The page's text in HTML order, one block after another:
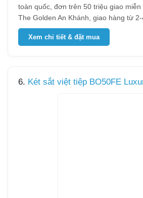
toàn quốc, đơn trên 50 triệu giao
The Golden An Khánh, giao hàng từ 2-
Xem chi tiết & đặt mua
6. Két sắt việt tiệp BO50FE